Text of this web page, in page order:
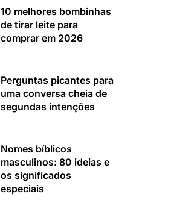
10 melhores bombinhas
de tirar leite para
comprar em 2026
Perguntas picantes para
uma conversa cheia de
segundas intenções
Nomes bíblicos
masculinos: 80 ideias e
os significados
especiais